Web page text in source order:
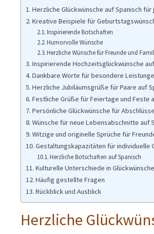
Herzliche Glückwünsche auf Spanisch für
Kreative Beispiele für
Inspirierende Botschaften
Humorvolle Wünsche
Herzliche Wünsche für Freunde und
Inspirierende Hochzeitsglückwünsche
Dankbare Worte für besondere
Herzliche Jubiläumsgrüße für Paare auf
Festliche Grüße für Feiertage und Feste
Persönliche Glückwünsche für
Wünsche für neue Lebensabschnitte auf
Witzige und originelle Sprüche für
Gestaltungskapazitäten für individuelle
Herzliche Botschaften auf Spanisch
Kulturelle Unterschiede in
Häufig gestellte Fragen
Rückblick und Ausblick
Herzliche